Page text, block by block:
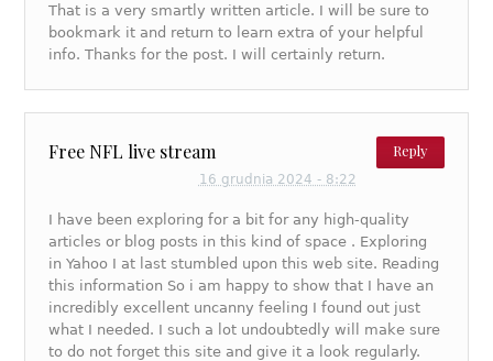
That is a very smartly written article. I will be sure to
bookmark it and return to learn extra of your helpful
info. Thanks for the post. I will certainly return.
Free NFL live stream Reply
16 grudnia 2024 - 8:22
I have been exploring for a bit for any high-quality
articles or blog posts in this kind of space . Exploring
in Yahoo I at last stumbled upon this web site. Reading
this information So i am happy to show that I have an
incredibly excellent uncanny feeling I found out just
what I needed. I such a lot undoubtedly will make sure
to do not forget this site and give it a look regularly.